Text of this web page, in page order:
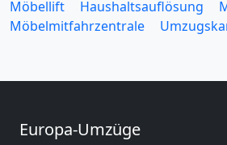
Möbellift
Haushaltsauflösung
Möbelmitfahrzentrale
Europa-Umzüge